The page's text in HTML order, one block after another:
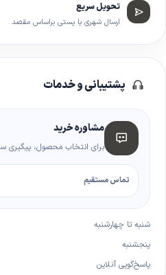
تحویل سریع
ارسال شهری یا پستی براساس مقصد
پشتیبانی و خدمات
مشاوره خرید
برای انتخاب محصول، پیگیری
تماس مستقیم
شنبه تا چهارشنبه
پنجشنبه
پاسخ‌گویی آنلاین